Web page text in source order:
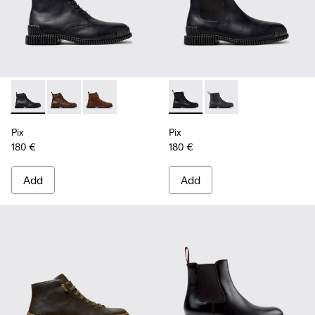
Pix - K300542-004 - Black Leather Ankle Boots for Men.
Pix - K300542-005 - Brown Leather Ankle Boots for
Pix - K300542-003
Pix
180 €
Add
Pix - K300562-001 - Black
Pix - K300562-002
Pix
180 €
Add